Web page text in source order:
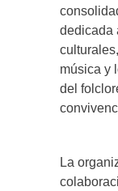
dedicada
música y
del
La